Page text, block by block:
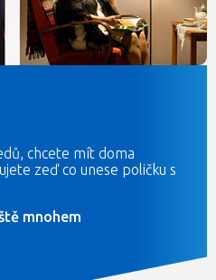
chcete mít doma
zeď co unese poličku s
mnohem